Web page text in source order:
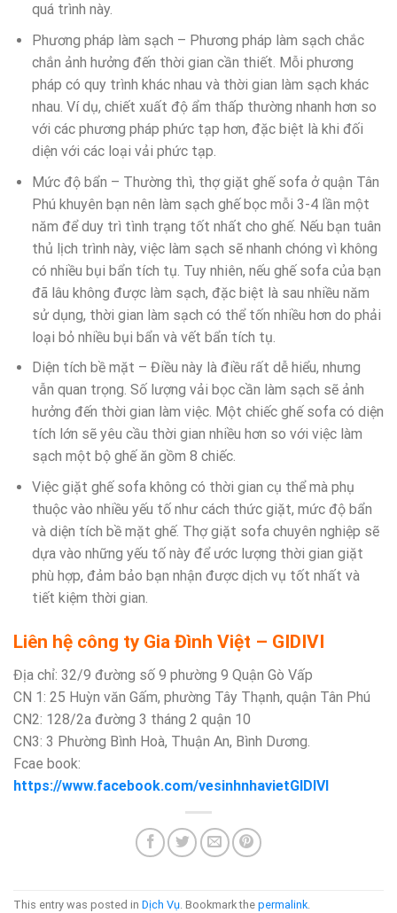
quá trình này.
Phương pháp làm sạch – Phương pháp làm sạch chắc
chắn ảnh hưởng đến thời gian cần thiết. Mỗi phương
pháp có quy trình khác nhau và thời gian làm sạch khác
nhau. Ví dụ, chiết xuất độ ẩm thấp thường nhanh hơn so
với các phương pháp phức tạp hơn, đặc biệt là khi đối
diện với các loại vải phức tạp.
Mức độ bẩn – Thường thì, thợ giặt ghế sofa ở quận Tân
Phú khuyên bạn nên làm sạch ghế bọc mỗi 3-4 lần một
năm để duy trì tình trạng tốt nhất cho ghế. Nếu bạn tuân
thủ lịch trình này, việc làm sạch sẽ nhanh chóng vì không
có nhiều bụi bẩn tích tụ. Tuy nhiên, nếu ghế sofa của bạn
đã lâu không được làm sạch, đặc biệt là sau nhiều năm
sử dụng, thời gian làm sạch có thể tốn nhiều hơn do phải
loại bỏ nhiều bụi bẩn và vết bẩn tích tụ.
Diện tích bề mặt – Điều này là điều rất dễ hiểu, nhưng
vẫn quan trọng. Số lượng vải bọc cần làm sạch sẽ ảnh
hưởng đến thời gian làm việc. Một chiếc ghế sofa có diện
tích lớn sẽ yêu cầu thời gian nhiều hơn so với việc làm
sạch một bộ ghế ăn gồm 8 chiếc.
Việc giặt ghế sofa không có thời gian cụ thể mà phụ
thuộc vào nhiều yếu tố như cách thức giặt, mức độ bẩn
và diện tích bề mặt ghế. Thợ giặt sofa chuyên nghiệp sẽ
dựa vào những yếu tố này để ước lượng thời gian giặt
phù hợp, đảm bảo bạn nhận được dịch vụ tốt nhất và
tiết kiệm thời gian.
Liên hệ công ty Gia Đình Việt – GIDIVI
Địa chỉ: 32/9 đường số 9 phường 9 Quận Gò Vấp
CN 1: 25 Huỳn văn Gấm, phường Tây Thạnh, quận Tân Phú
CN2: 128/2a đường 3 tháng 2 quận 10
CN3: 3 Phường Bình Hoà, Thuận An, Bình Dương.
Fcae book:
https://www.facebook.com/vesinhnhavietGIDIVI
This entry was posted in Dịch Vụ. Bookmark the permalink.